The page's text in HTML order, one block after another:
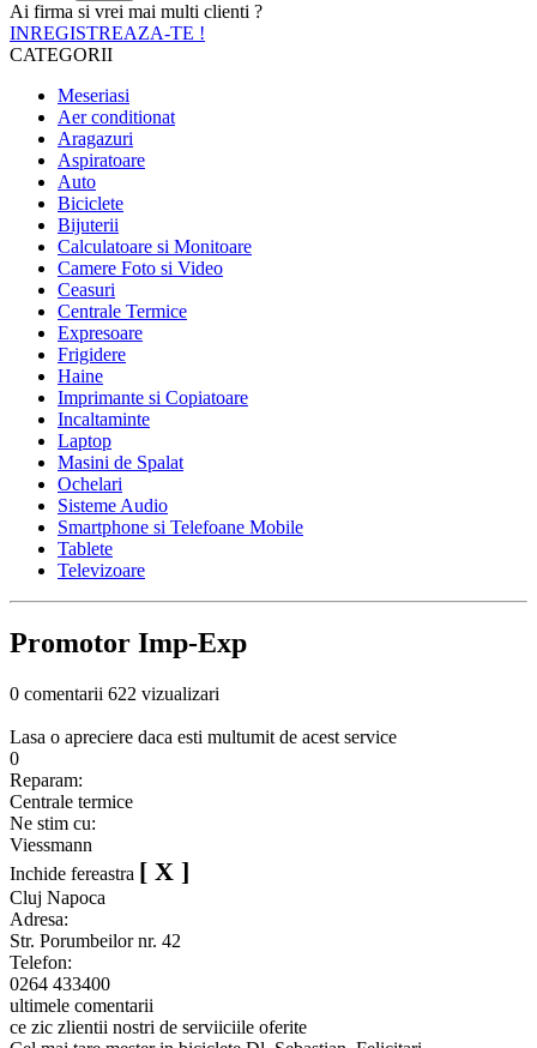
Ai firma si vrei mai multi clienti ?
INREGISTREAZA-TE !
CATEGORII
Meseriasi
Aer conditionat
Aragazuri
Aspiratoare
Auto
Biciclete
Bijuterii
Calculatoare si Monitoare
Camere Foto si Video
Ceasuri
Centrale Termice
Expresoare
Frigidere
Haine
Imprimante si Copiatoare
Incaltaminte
Laptop
Masini de Spalat
Ochelari
Sisteme Audio
Smartphone si Telefoane Mobile
Tablete
Televizoare
Promotor Imp-Exp
0 comentarii 622 vizualizari
Lasa o apreciere daca esti multumit de acest service
0
Reparam:
Centrale termice
Ne stim cu:
Viessmann
Inchide fereastra [ X ]
Cluj Napoca
Adresa:
Str. Porumbeilor nr. 42
Telefon:
0264 433400
ultimele comentarii
ce zic zlientii nostri de serviiciile oferite